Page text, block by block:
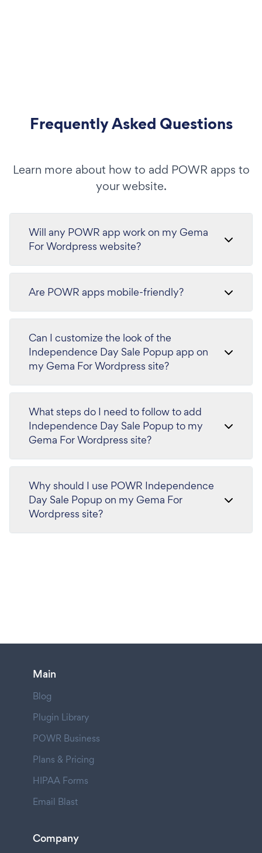
Frequently Asked Questions
Learn more about how to add POWR apps to
your website.
Will any POWR app work on my Gema
For Wordpress website?
Are POWR apps mobile-friendly?
Can I customize the look of the
Independence Day Sale Popup app on
my Gema For Wordpress site?
What steps do I need to follow to add
Independence Day Sale Popup to my
Gema For Wordpress site?
Why should I use POWR Independence
Day Sale Popup on my Gema For
Wordpress site?
Main
Blog
Plugin Library
POWR Business
Plans & Pricing
HIPAA Forms
Email Blast
Company